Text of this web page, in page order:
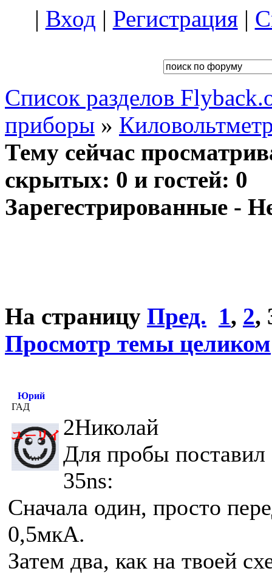
| Вход | Регистрация|
Список разделов
приборы »
Тему сейчас
скрытых: 0 и гостей: 0
Зарегестрированные -
На страницу Пред. 1, 2,
Просмотр темы целиком
Юрий
ГАД
2Николай
Для пробы поставил
35ns:
Сначала один, просто
0,5мкА.
Затем два, как на твоей